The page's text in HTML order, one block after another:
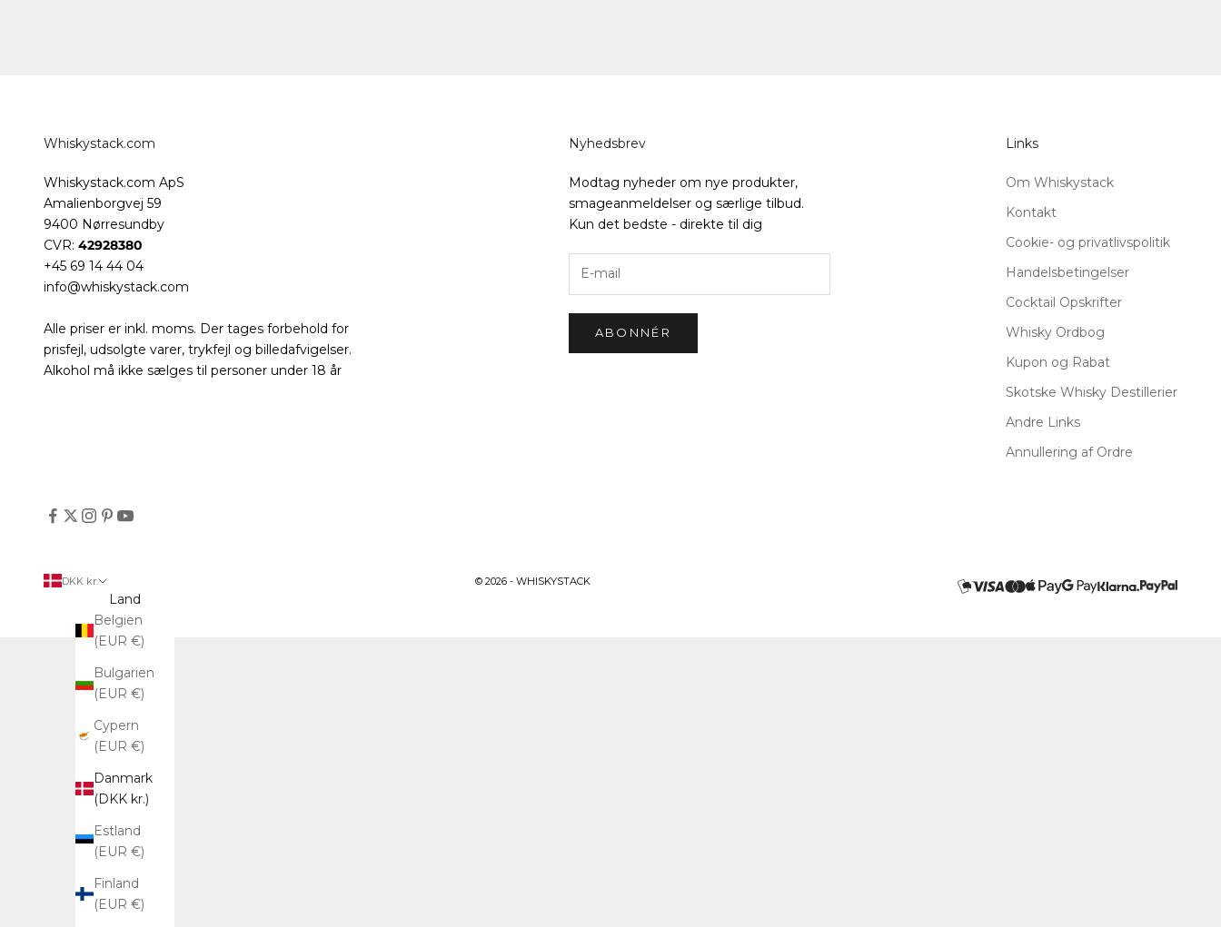
Whiskystack.com
Whiskystack.com ApS
Amalienborgvej 59
9400 Nørresundby
CVR: 42928380
+45 69 14 44 04
info@whiskystack.com
Alle priser er inkl. moms. Der tages forbehold for
prisfejl, udsolgte varer, trykfejl og billedafvigelser.
Alkohol må ikke sælges til personer under 18 år
Nyhedsbrev
Modtag nyheder om nye produkter,
smageanmeldelser og særlige tilbud.
Kun det bedste - direkte til dig
ABONNÉR
Links
Om Whiskystack
Kontakt
Cookie- og privatlivspolitik
Handelsbetingelser
Cocktail Opskrifter
Whisky Ordbog
Kupon og Rabat
Skotske Whisky Destillerier
Andre Links
Annullering af Ordre
DKK kr.
Land
Belgien
(EUR €)
Bulgarien
(EUR €)
Cypern
(EUR €)
Danmark
(DKK kr.)
Estland
(EUR €)
Finland
(EUR €)
© 2026 - WHISKYSTACK